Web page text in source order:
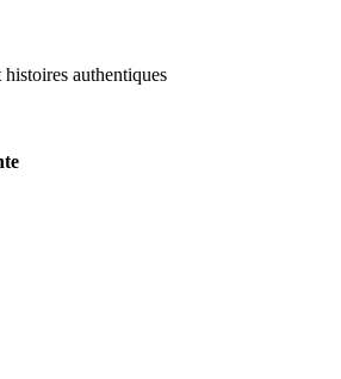
histoires authentiques